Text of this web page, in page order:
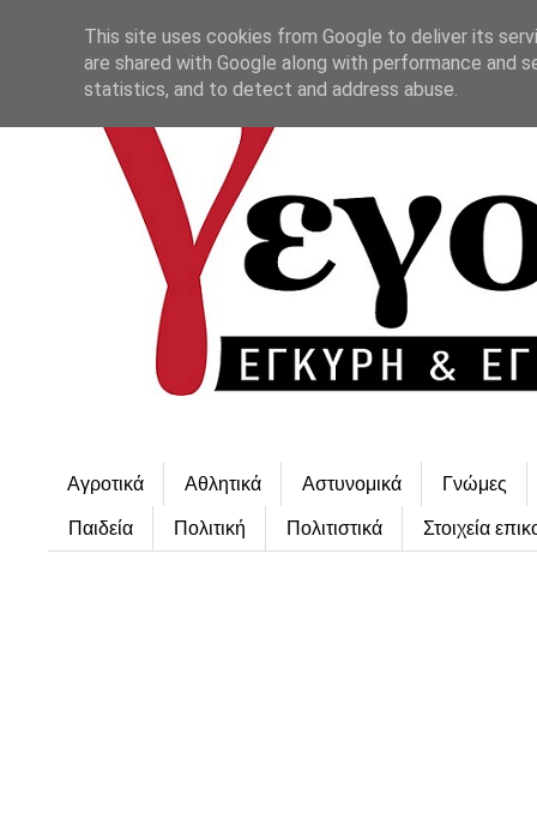
Αγροτικά Αθλητικά Αστυνομικά Γνώμες
Παιδεία Πολιτική Πολιτιστικά Στοιχεία
This site uses cookies from Google to deliver its
are shared with Google along with performance and
statistics, and to detect and address abuse.